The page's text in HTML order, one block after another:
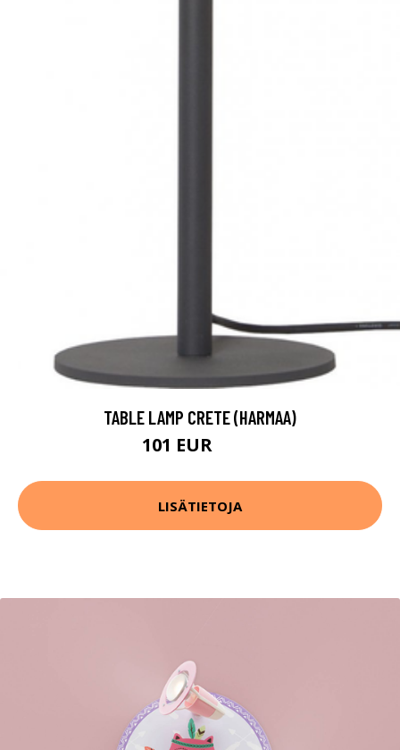
TABLE LAMP CRETE (HARMAA)
101 EUR
LISÄTIETOJA